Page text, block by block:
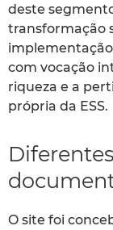
deste
transformação
com vocação
riqueza e a
própria da ESS.
O site foi